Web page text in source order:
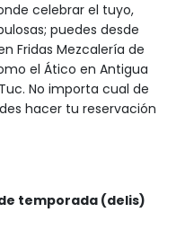
celebrar el tuyo,
puedes desde
Fridas Mezcalería de
el Ático en Antigua
No importa cual de
hacer tu reservación
temporada (delis)